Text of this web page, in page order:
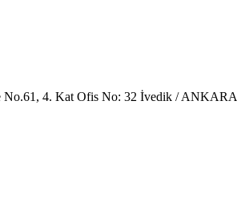
No.61, 4. Kat Ofis No: 32 İvedik / ANKARA